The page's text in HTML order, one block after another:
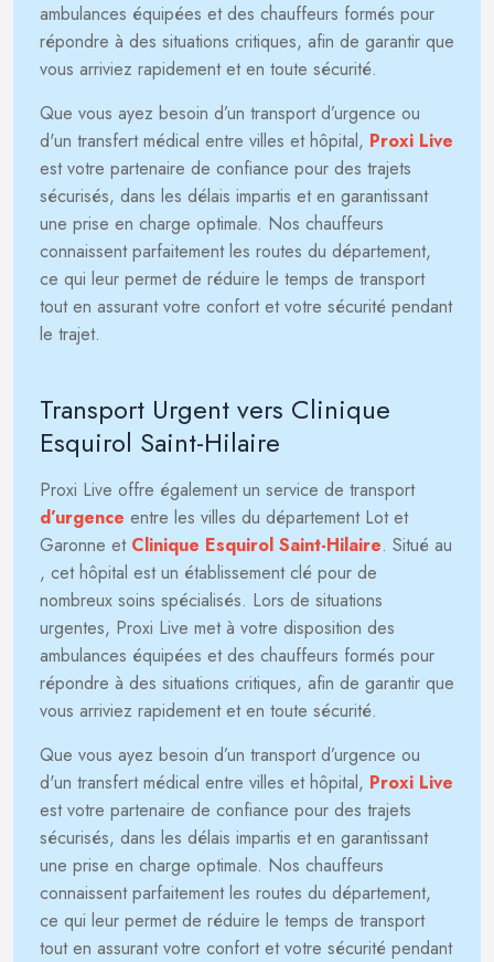
ambulances équipées et des chauffeurs formés pour
répondre à des situations critiques, afin de garantir que
vous arriviez rapidement et en toute sécurité.
Que vous ayez besoin d’un transport d’urgence ou
d'un transfert médical entre villes et hôpital, Proxi Live
est votre partenaire de confiance pour des trajets
sécurisés, dans les délais impartis et en garantissant
une prise en charge optimale. Nos chauffeurs
connaissent parfaitement les routes du département,
ce qui leur permet de réduire le temps de transport
tout en assurant votre confort et votre sécurité pendant
le trajet.
Transport Urgent vers Clinique
Esquirol Saint-Hilaire
Proxi Live offre également un service de transport
d’urgence entre les villes du département Lot et
Garonne et Clinique Esquirol Saint-Hilaire. Situé au
, cet hôpital est un établissement clé pour de
nombreux soins spécialisés. Lors de situations
urgentes, Proxi Live met à votre disposition des
ambulances équipées et des chauffeurs formés pour
répondre à des situations critiques, afin de garantir que
vous arriviez rapidement et en toute sécurité.
Que vous ayez besoin d’un transport d’urgence ou
d'un transfert médical entre villes et hôpital, Proxi Live
est votre partenaire de confiance pour des trajets
sécurisés, dans les délais impartis et en garantissant
une prise en charge optimale. Nos chauffeurs
connaissent parfaitement les routes du département,
ce qui leur permet de réduire le temps de transport
tout en assurant votre confort et votre sécurité pendant